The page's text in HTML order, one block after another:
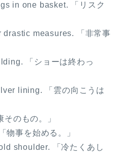
in one basket. 「リスク
measures. 「非常事
「ショーは終わっ
lining. 「雲の向こうは
のもの。」
事を始める。」
shoulder. 「冷たくあし